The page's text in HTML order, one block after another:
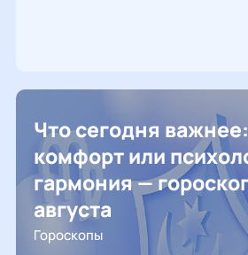
Что сегодня
комфорт или
гармония —
августа
Гороскопы